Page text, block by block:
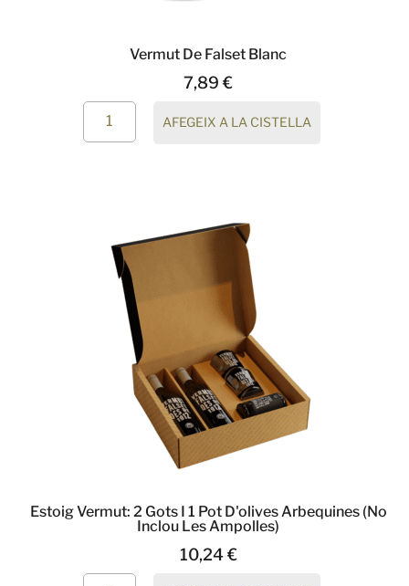
Vermut De Falset Blanc
7,89€
AFEGEIX A LA CISTELLA
Estoig Vermut: 2 Gots I 1 Pot D'olives Arbequines (no
Inclou Les Ampolles)
10,24€